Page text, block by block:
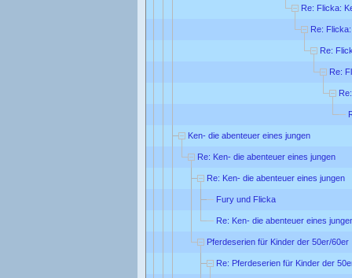
Re: Flicka:
Re:
Re:
Re:
Ken- die abenteuer eines jungen
Re: Ken- die abenteuer eines jungen
Re: Ken- die abenteuer eines jungen
Fury und Flicka
Re: Ken- die abenteuer eines
Pferdeserien für Kinder der 50er/
Re: Pferdeserien für Kinder der